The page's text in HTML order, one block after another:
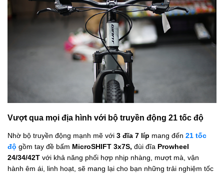
Vượt qua mọi địa hình với bộ truyền động 21 tốc độ
Nhờ bộ truyền động mạnh mẽ với 3 đĩa 7 líp mang đến 21 tốc
độ gồm tay đề bấm MicroSHIFT 3x7S, đùi đĩa Prowheel
24/34/42T với khả năng phối hợp nhịp nhàng, mượt mà, vận
hành êm ái, linh hoạt, sẽ mang lại cho bạn những trải nghiệm tốc